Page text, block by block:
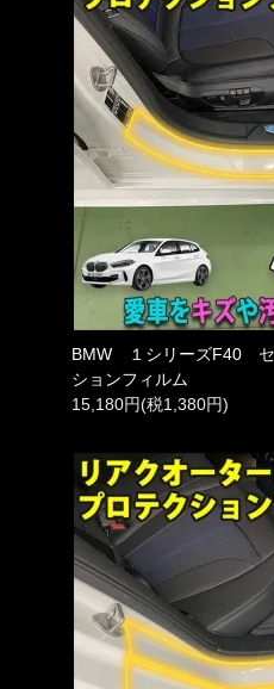
BMW １シリーズF40 セ
ションフィルム
15,180円(税1,380円)